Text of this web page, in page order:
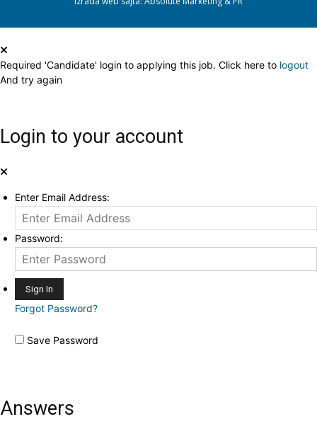
Required 'Candidate' login to applying this job. Click here to logout
And try again
Login to your account
Enter Email Address:
Password:
Forgot Password?
Save Password
Answers